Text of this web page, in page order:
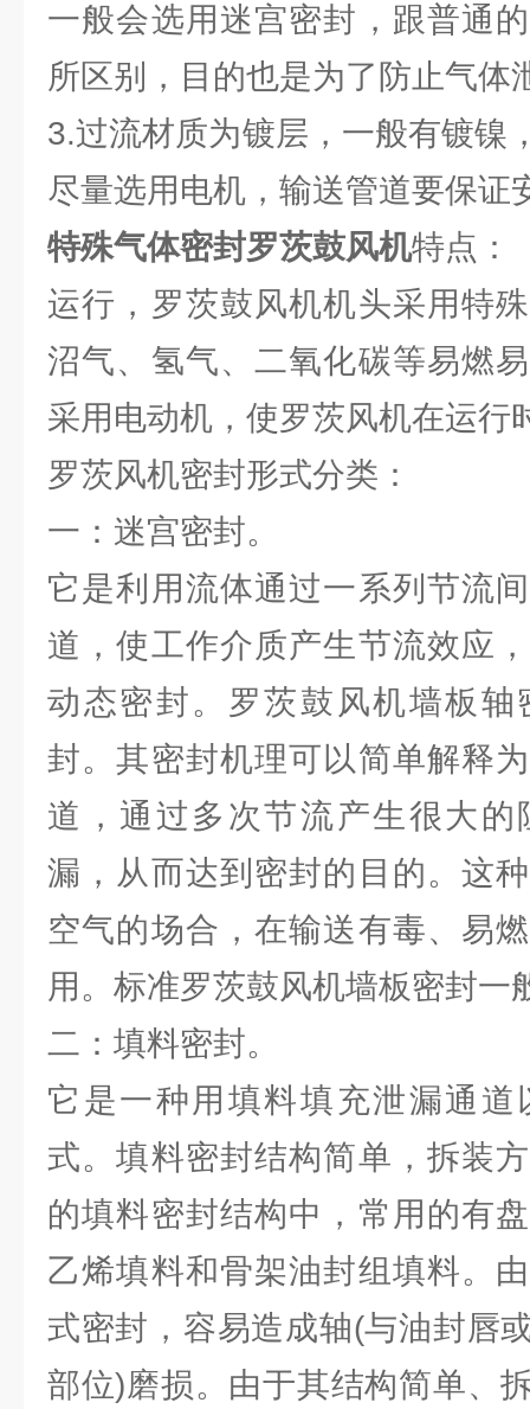
一般会选用迷宫密封，跟普通
所区别，目的也是为了防止气体
3.过流材质为镀层，一般有镀镍
尽量选用电机，输送管道要保证
特殊气体密封罗茨鼓风机特点：
运行，罗茨鼓风机机头采用特
沼气、氢气、二氧化碳等易燃
采用电动机，使罗茨风机在运行
罗茨风机密封形式分类：
一：迷宫密封。
它是利用流体通过一系列节流
道，使工作介质产生节流效应
动态密封。罗茨鼓风机墙板轴
封。其密封机理可以简单解释
道，通过多次节流产生很大
漏，从而达到密封的目的。这
空气的场合，在输送有毒、易
用。标准罗茨鼓风机墙板密封一
二：填料密封。
它是一种用填料填充泄漏通
式。填料密封结构简单，拆装
的填料密封结构中，常用的有
乙烯填料和骨架油封组填料。
式密封，容易造成轴(与油封唇
部位)磨损。由于其结构简单、